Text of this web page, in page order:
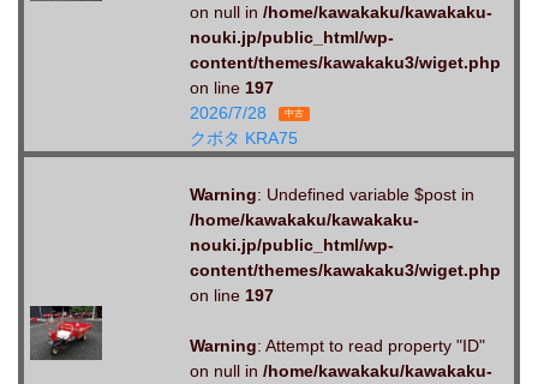
on null in /home/kawakaku/kawakaku-
nouki.jp/public_html/wp-
content/themes/kawakaku3/wiget.php
on line 197
2026/7/28
中古
クボタ KRA75
Warning: Undefined variable $post in
/home/kawakaku/kawakaku-
nouki.jp/public_html/wp-
content/themes/kawakaku3/wiget.php
on line 197
Warning: Attempt to read property "ID"
on null in /home/kawakaku/kawakaku-